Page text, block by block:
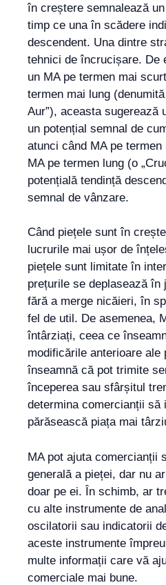
în creștere semnalează
timp ce una în scădere
descendent. Una dintre
tehnici de încrucișare. De
un MA pe termen mai
termen mai lung
Aur”), aceasta sugerează
un potențial semnal de
atunci când MA pe
MA pe termen lung (o
potențială tendință
semnal de vânzare.
Când piețele sunt în
lucrurile mai ușor de
piețele sunt limitate în
prețurile se deplasează în
fără a merge nicăieri, în
fel de util. De asemenea,
întârziați, ceea ce
modificările anterioare ale
înseamnă că pot trimite
începerea sau sfârșitul
determina comercianții să
părăsească piața mai
MA pot ajuta comercianții
generală a pieței, dar nu
doar pe ei. În schimb, ar
cu alte instrumente de
oscilatorii sau indicatorii
aceste instrumente
multe informații care vă
comerciale mai bune.